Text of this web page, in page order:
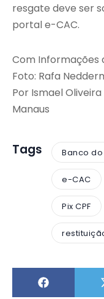
resgate deve ser
portal e-CAC.
Com Informações
Foto: Rafa
Por Ismael
Manaus
Tags Banco
e-CAC
Pix CPF